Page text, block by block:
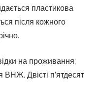
пластикова
після кожного
на проживання:
Двісті п’ятдесят